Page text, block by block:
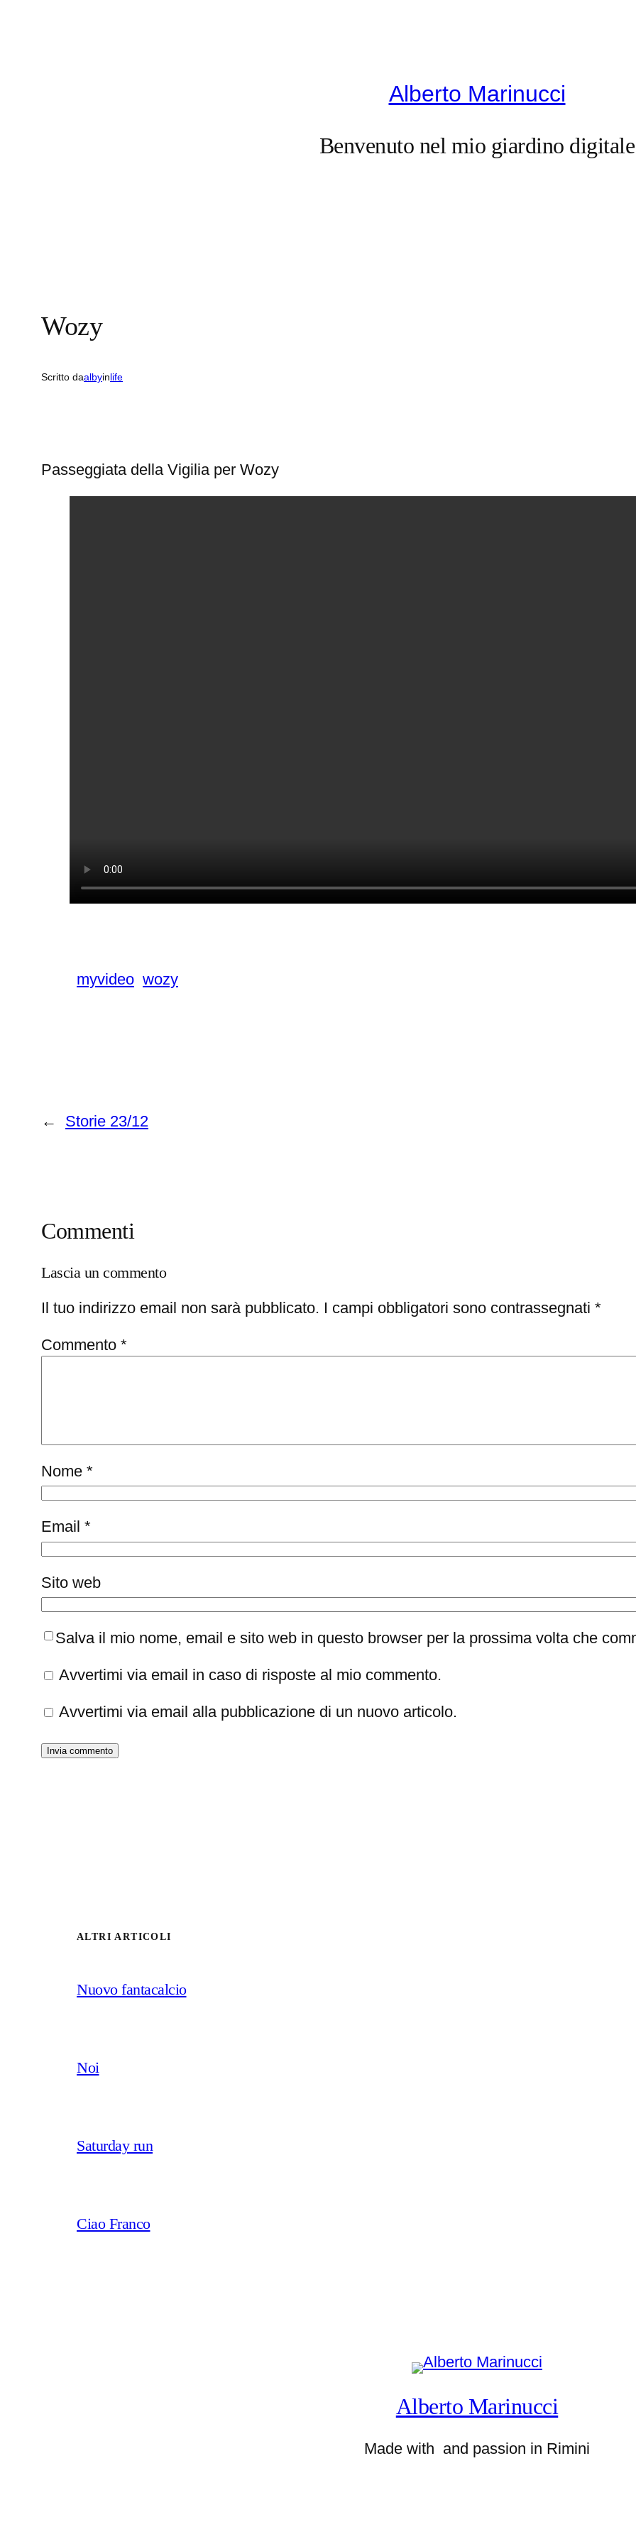
Alberto Marinucci
Benvenuto nel mio giardino digitale
Wozy
Scritto daalbyinlife
Passeggiata della Vigilia per Wozy
myvideo wozy
← Storie 23/12
Commenti
Lascia un commento
Il tuo indirizzo email non sarà pubblicato. I campi obbligatori sono contrassegnati *
Commento *
Nome *
Email *
Sito web
Salva il mio nome, email e sito web in questo browser per la prossima volta che
Avvertimi via email in caso di risposte al mio commento.
Avvertimi via email alla pubblicazione di un nuovo articolo.
ALTRI ARTICOLI
Nuovo fantacalcio
Noi
Saturday run
Ciao Franco
Alberto Marinucci
Made with and passion in Rimini